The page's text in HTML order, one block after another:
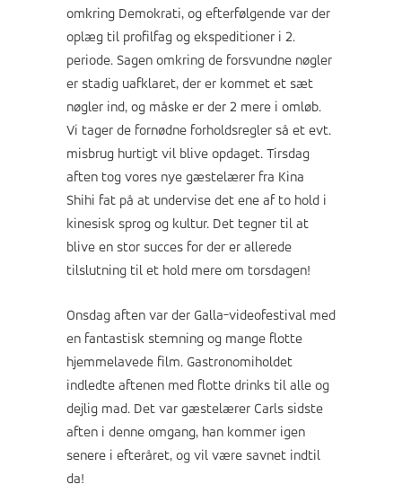
omkring Demokrati, og efterfølgende var der
oplæg til profilfag og ekspeditioner i 2.
periode. Sagen omkring de forsvundne nøgler
er stadig uafklaret, der er kommet et sæt
nøgler ind, og måske er der 2 mere i omløb.
Vi tager de fornødne forholdsregler så et evt.
misbrug hurtigt vil blive opdaget. Tirsdag
aften tog vores nye gæstelærer fra Kina
Shihi fat på at undervise det ene af to hold i
kinesisk sprog og kultur. Det tegner til at
blive en stor succes for der er allerede
tilslutning til et hold mere om torsdagen!
Onsdag aften var der Galla-videofestival med
en fantastisk stemning og mange flotte
hjemmelavede film. Gastronomiholdet
indledte aftenen med flotte drinks til alle og
dejlig mad. Det var gæstelærer Carls sidste
aften i denne omgang, han kommer igen
senere i efteråret, og vil være savnet indtil
da!